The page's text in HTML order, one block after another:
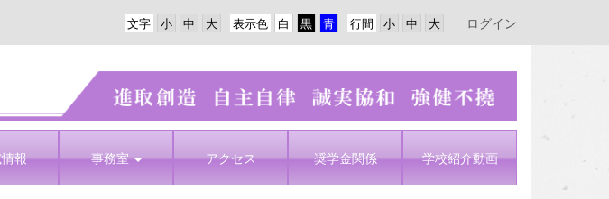
行間
表示色
文字 ログイン
報 事務室 アクセス 奨学金関係 学校紹介動画